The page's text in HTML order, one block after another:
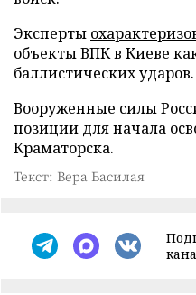
Эксперты
объекты ВПК в Киеве
баллистических ударов.
Вооруженные силы
позиции для начала
Краматорска.
Текст: Вера Басилая